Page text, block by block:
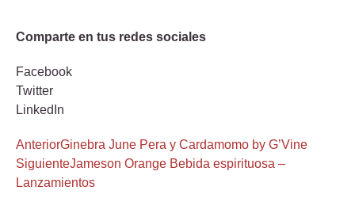
Comparte en tus redes sociales
Facebook
Twitter
LinkedIn
AnteriorGinebra June Pera y Cardamomo by G’Vine
SiguienteJameson Orange Bebida espirituosa –
Lanzamientos